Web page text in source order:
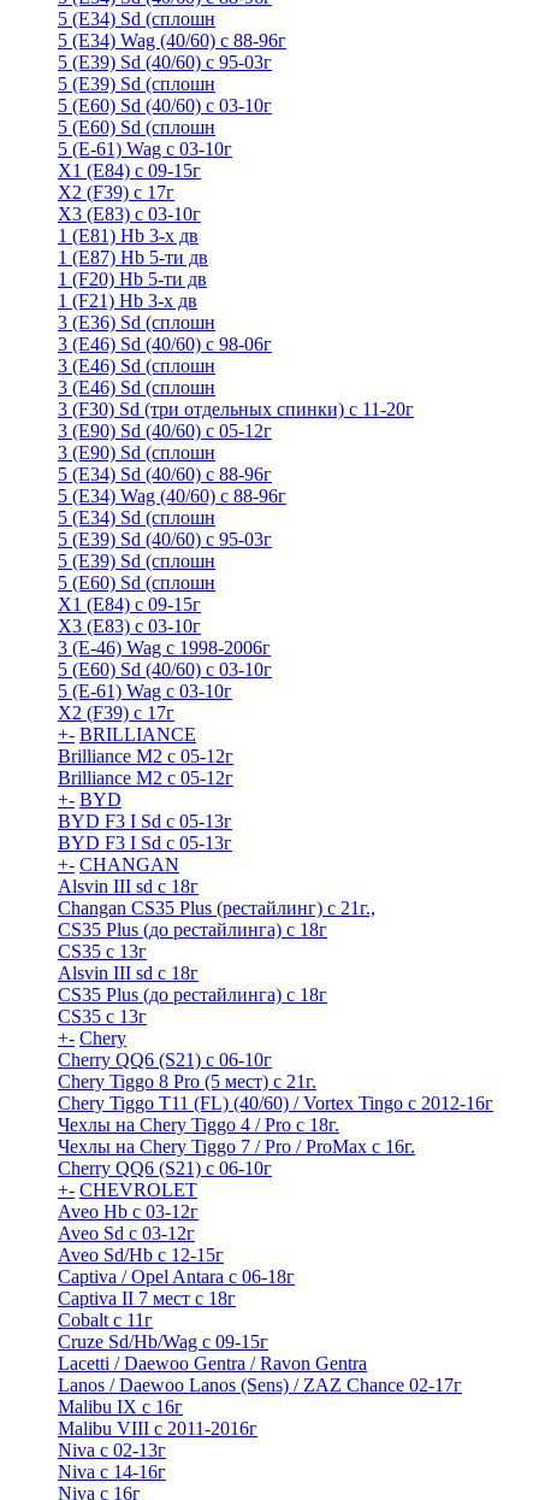
5 (E34) Sd (сплошн
5 (E34) Wag (40/60) с 88-96г
5 (E39) Sd (40/60) с 95-03г
5 (E39) Sd (сплошн
5 (E60) Sd (40/60) с 03-10г
5 (E60) Sd (сплошн
5 (Е-61) Wag с 03-10г
X1 (E84) с 09-15г
X2 (F39) с 17г
X3 (E83) с 03-10г
1 (Е81) Hb 3-х дв
1 (Е87) Hb 5-ти дв
1 (F20) Hb 5-ти дв
1 (F21) Hb 3-х дв
3 (E36) Sd (сплошн
3 (Е46) Sd (40/60) с 98-06г
3 (Е46) Sd (сплошн
3 (E46) Sd (сплошн
3 (F30) Sd (три отдельных спинки) с 11-20г
3 (Е90) Sd (40/60) с 05-12г
3 (Е90) Sd (сплошн
5 (E34) Sd (40/60) с 88-96г
5 (E34) Wag (40/60) с 88-96г
5 (E34) Sd (сплошн
5 (E39) Sd (40/60) с 95-03г
5 (E39) Sd (сплошн
5 (E60) Sd (сплошн
X1 (E84) с 09-15г
X3 (E83) с 03-10г
3 (Е-46) Wag с 1998-2006г
5 (E60) Sd (40/60) с 03-10г
5 (Е-61) Wag с 03-10г
X2 (F39) с 17г
+- BRILLIANCE
Brilliance M2 с 05-12г
Brilliance M2 с 05-12г
+- BYD
BYD F3 I Sd с 05-13г
BYD F3 I Sd с 05-13г
+- CHANGAN
Alsvin III sd с 18г
Changan CS35 Plus (рестайлинг) с 21г.,
CS35 Plus (до рестайлинга) с 18г
CS35 с 13г
Alsvin III sd с 18г
CS35 Plus (до рестайлинга) с 18г
CS35 с 13г
+- Chery
Cherry QQ6 (S21) с 06-10г
Chery Tiggo 8 Pro (5 мест) с 21г.
Chery Tiggo T11 (FL) (40/60) / Vortex Tingo с 2012-16г
Чехлы на Chery Tiggo 4 / Pro с 18г.
Чехлы на Chery Tiggo 7 / Pro / ProMax с 16г.
Cherry QQ6 (S21) с 06-10г
+- CHEVROLET
Aveo Hb с 03-12г
Aveo Sd с 03-12г
Aveo Sd/Hb с 12-15г
Captiva / Opel Antara с 06-18г
Captiva II 7 мест с 18г
Cobalt с 11г
Cruze Sd/Hb/Wag c 09-15г
Lacetti / Daewoo Gentra / Ravon Gentra
Lanos / Daewoo Lanos (Sens) / ZAZ Chance 02-17г
Malibu IX с 16г
Malibu VIII с 2011-2016г
Niva с 02-13г
Niva с 14-16г
Niva с 16г